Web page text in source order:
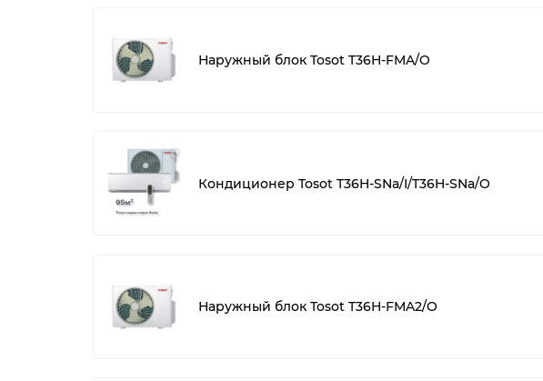
Наружный блок Tosot T36H-FMA/O
Кондиционер Tosot T36H-SNa/I/T36H-SNa/O
Наружный блок Tosot T36H-FMA2/O